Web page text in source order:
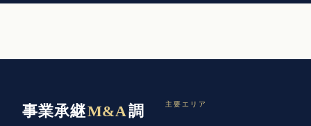
事業承継M&A調
主要エリア